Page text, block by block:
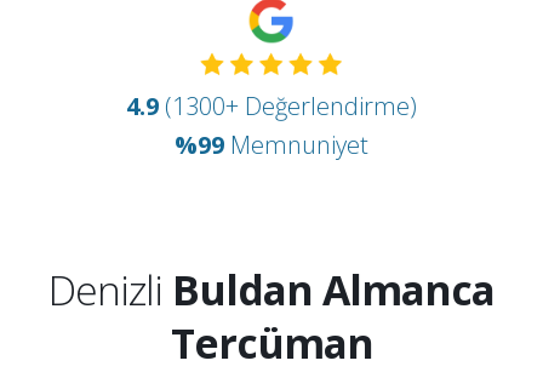
4.9 (1300+ Değerlendirme)
%99 Memnuniyet
Denizli Buldan Almanca
Tercüman